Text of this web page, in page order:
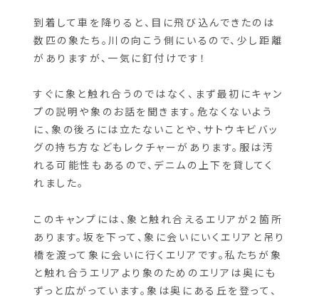
到着して車を降りると、目に飛び込んできたのは
数匹の象たち。川の向こう側にいるので、少し距離
がありますが、一気に釘付けです！
すぐに象と触れ合うのではなく、まず最初にキャン
プの説明や象のお話を聞きます。危なくないよう
に、象の後ろには立たないことや、サトウキビバッ
グの持ち方などもレクチャーがあります。服は汚
れる可能性もあるので、デニムの上下を貸してく
れました。
このキャンプには、象と触れ合えるエリアが２箇所
あります。坂を下って、象に会いにいくエリアと吊り
橋を渡って象に会いに行くエリアです。私たちが象
と触れ合うエリアより象のためのエリアは奥にも
ずっと広がっています。象は奥にある丘を登って、